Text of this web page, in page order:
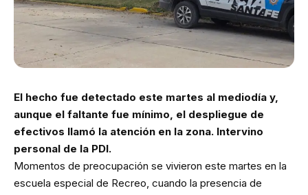
El hecho fue detectado este martes al mediodía y,
aunque el faltante fue mínimo, el despliegue de
efectivos llamó la atención en la zona. Intervino
personal de la PDI.
Momentos de preocupación se vivieron este martes en la
escuela especial de Recreo, cuando la presencia de